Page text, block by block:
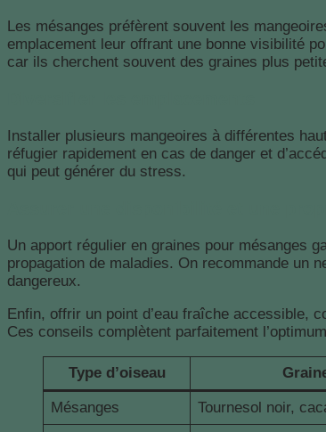
Les mésanges préfèrent souvent les
emplacement leur offrant une bonne visibilité
car ils cherchent souvent des graines plus
Installer plusieurs mangeoires à différentes
réfugier rapidement en cas de danger et
qui peut générer du stress.
Un apport régulier en graines pour mésanges
propagation de maladies. On recommande un
dangereux.
Enfin, offrir un point d’eau fraîche accessible,
Ces conseils complètent parfaitement
Type d’oiseau
Mésanges Tournesol noir,